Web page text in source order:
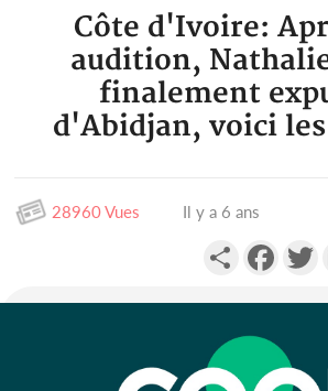
Côte d'Ivoire:
audition,
finalement
d'Abidjan, voici
28960 Vues Il y a 6 ans
Partager